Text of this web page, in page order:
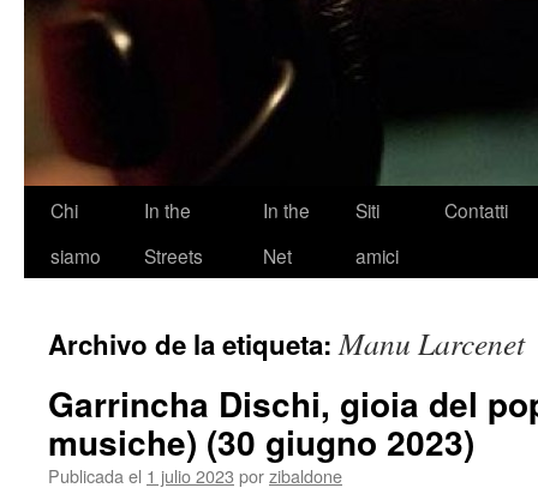
Saltar
Chi
siamo
In the
Streets
In the
Net
Siti
amici
Contatti
Archivo de la etiqueta:Manu Larcenet
Garrincha Dischi, gioia del
musiche) (30 giugno 2023)
Publicada el 1 julio 2023 porzibaldone